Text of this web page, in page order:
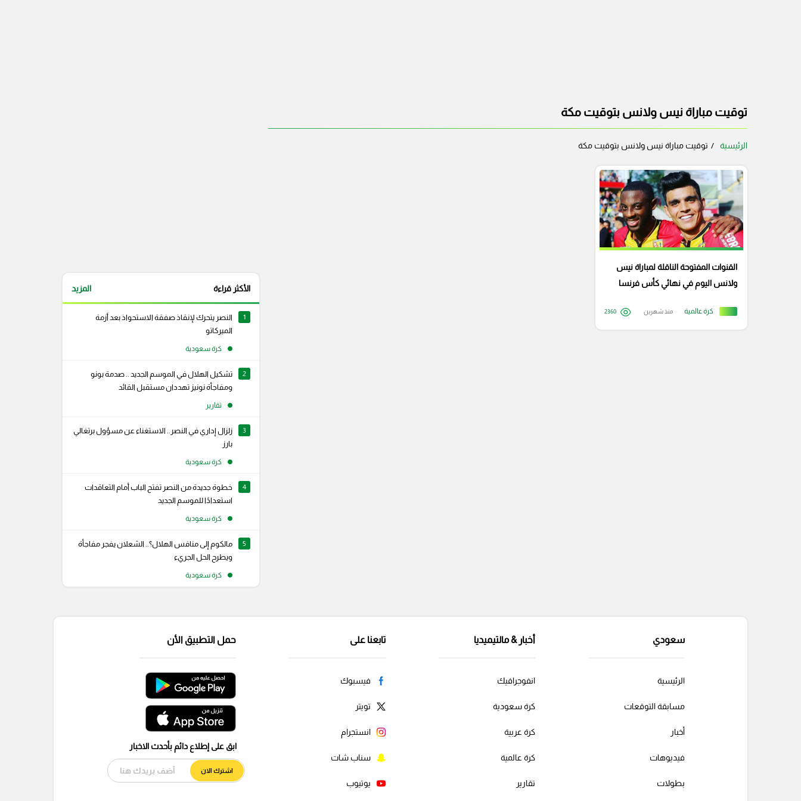
توقيت مباراة نيس ولانس بتوقيت مكة
الرئيسية توقيت مباراة نيس ولانس بتوقيت مكة
كرة عالمية
القنوات المفتوحة الناقلة لمباراة نيس
ولانس اليوم في نهائي كأس فرنسا
منذ شهرين 2360
الأكثر قراءة المزيد
1
النصر يتحرك لإنقاذ صفقة الاستحواذ بعد أزمة
الميركاتو
كرة سعودية
2
تشكيل الهلال في الموسم الجديد .. صدمة بونو
ومفاجأة نونيز تهددان مستقبل القائد
تقارير
3
زلزال إداري في النصر.. الاستغناء عن مسؤول برتغالي
بارز
كرة سعودية
4
خطوة جديدة من النصر تفتح الباب أمام التعاقدات
استعدادًا للموسم الجديد
كرة سعودية
5
مالكوم إلى منافس الهلال؟.. الشعلان يفجر مفاجأة
ويطرح الحل الجريء
كرة سعودية
سعودي
الرئيسية
مسابقة التوقعات
أخبار
فيديوهات
بطولات
أخبار & مالتيميديا
انفوجرافيك
كرة سعودية
كرة عربية
كرة عالمية
تقارير
تابعنا على
فيسبوك
تويتر
انستجرام
سناب شات
يوتيوب
حمل التطبيق الأن
ابق على إطلاع دائم بأحدث الاخبار
اشترك الان